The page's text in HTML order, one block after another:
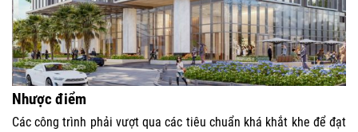
Nhược điểm
Các công trình phải vượt qua các tiêu chuẩn khá khắt khe để đạt